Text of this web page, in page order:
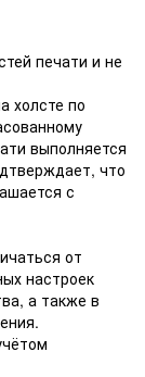
печати и не
холсте по
выполняется
что
с
от
настроек
а также в